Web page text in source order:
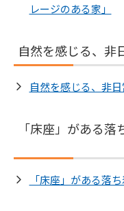
レージのある家」
自然を感じる、非
自然を感じる、非
「床座」がある
「床座」がある落